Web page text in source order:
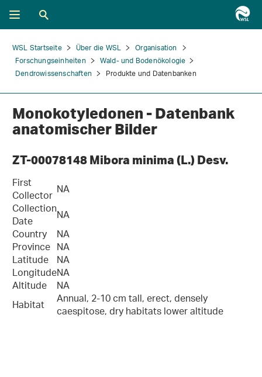
WSL Startseite Über die WSL
Organisation
Forschungseinheiten
Wald- und Bodenökologie
Dendrowissenschaften
Produkte und Datenbanken
Monokotyledonen - Datenbank
anatomischer Bilder
ZT-00078148 Mibora minima (L.) Desv.
First
Collector NA
Collection
Date
NA
Country NA
Province NA
Latitude NA
LongitudeNA
Altitude NA
Habitat
Annual, 2-10 cm tall, erect, densely
caespitose, dry habitats lower altitude